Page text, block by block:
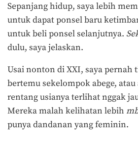
Sepanjang hidup, saya lebih
untuk dapat ponsel baru
untuk beli ponsel selanjutnya.
dulu, saya jelaskan.
Usai nonton di XXI, saya pernah
bertemu sekelompok abege, atau
rentang usianya terlihat nggak
Mereka malah kelihatan lebih
punya dandanan yang feminin.